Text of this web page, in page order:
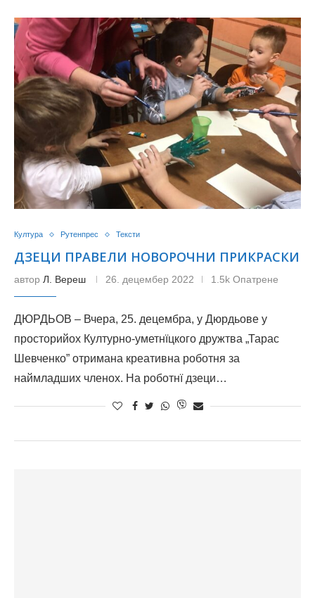
Култура Рутенпрес Тексти
ДЗЕЦИ ПРАВЕЛИ НОВОРОЧНИ ПРИКРАСКИ
автор Л. Вереш 26. децембер 2022 1.5k Опатрене
ДЮРДЬОВ – Вчера, 25. децембра, у Дюрдьове у
просторийох Културно-уметнїцкого дружтва „Тарас
Шевченко” отримана креативна роботня за
наймладших членох. На роботнї дзеци…